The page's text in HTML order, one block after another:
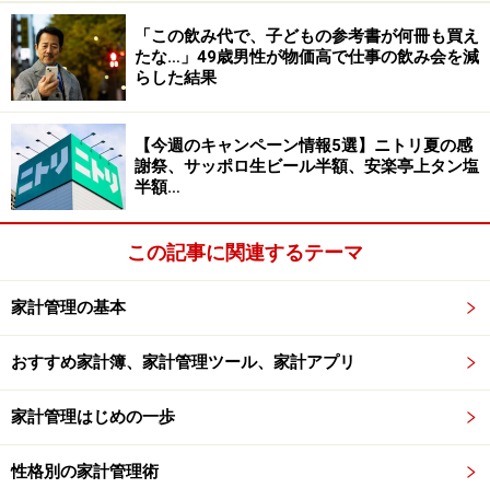
※本記事で紹介している人物のプロフィールや数値など
は、プライバシー保護のため編集部で一部改変している
場合があります。
※記事内容は執筆時点のものです。最新の内容をご確認くださ
い。
本記事の内容は一般的な情報提供を目的としており、特定の金融
商品や投資行動を推奨するものではありません。
投資や資産運用に関する最終的なご判断はご自身の責任において
行ってください。
掲載情報の正確性・完全性については十分に配慮しております
が、その内容を保証するものではなく、これに基づく損失・損害
などについて当社は一切の責任を負いません。
最新の情報や詳細については、必ず各金融機関やサービス提供者
【編集部からのお知らせ】
中です！
※抽選で20名にAmazonギフト券1000円分プレゼント
※謝礼付きの限定アンケートやモニター企画に参加が可能に
「この飲み代で、子どもの参考書が何冊も買え
たな…」49歳男性が物価高で仕事の飲み会を減
らした結果
【今週のキャンペーン情報5選】ニトリ夏の感
謝祭、サッポロ生ビール半額、安楽亭上タン塩
半額…
この記事に関連するテーマ
家計管理の基本
おすすめ家計簿、家計管理ツール、家計アプリ
家計管理はじめの一歩
性格別の家計管理術